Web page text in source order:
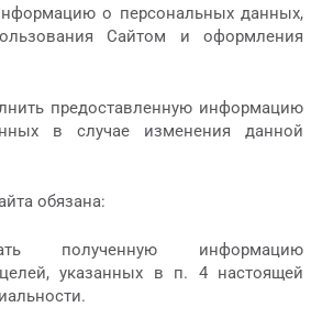
о персональных данных,
Сайтом и оформления
предоставленную информацию
в случае изменения данной
обязана:
полученную информацию
указанных в п. 4 настоящей